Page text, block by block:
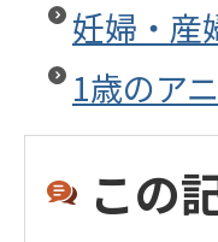
妊婦・産
1歳のア
この